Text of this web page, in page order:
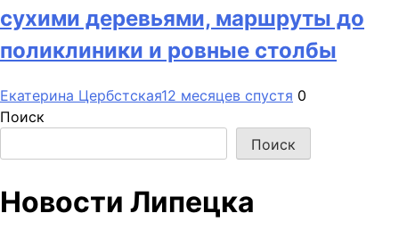
сухими деревьями, маршруты до
поликлиники и ровные столбы
Екатерина Цербстская12 месяцев спустя 0
Поиск
Поиск
Новости Липецка